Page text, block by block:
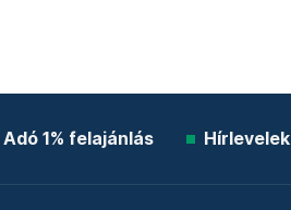
Adó 1% felajánlás Hírlevelek